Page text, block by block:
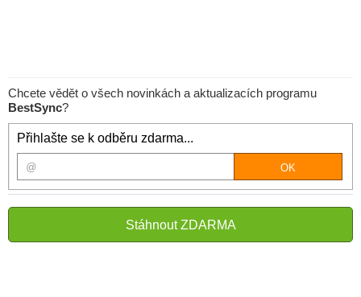
Chcete vědět o všech novinkách a aktualizacích programu
BestSync?
Přihlašte se k odběru zdarma...
Stáhnout ZDARMA